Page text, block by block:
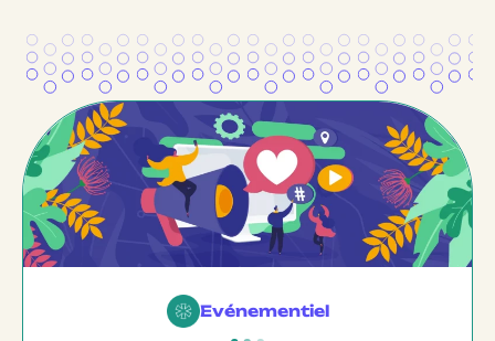
Evénementiel